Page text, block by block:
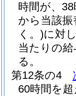
時間が、
から当該
く。)に対
当たりの
る。
第12条の4
60時間を